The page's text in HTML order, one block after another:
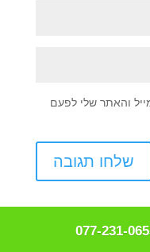
והאתר שלי לפעם